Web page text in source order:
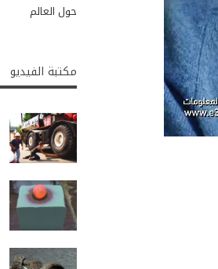
حول العالم
مكتبة الفيديو